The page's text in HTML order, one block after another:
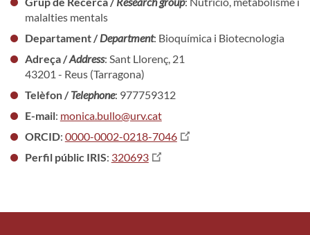
malalties mentals
Departament /Department: Bioquímica i Biotecnologia
Adreça /Address: Sant Llorenç, 21
43201 - Reus (Tarragona)
Telèfon /Telephone: 977759312
E-mail: monica.bullo@urv.cat
ORCID: 0000-0002-0218-7046
Perfil públic IRIS: 320693